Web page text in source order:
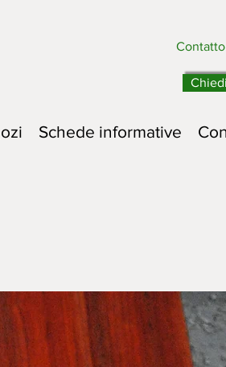
Schede informative